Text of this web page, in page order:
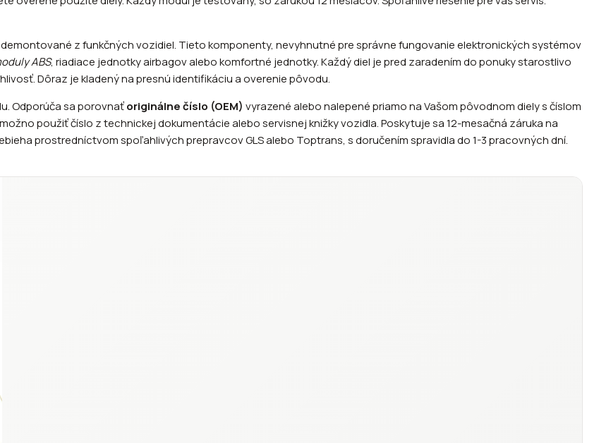
demontované z funkčných vozidiel. Tieto komponenty, nevyhnutné pre správne fungovanie elektronických systémov
ABS, riadiace jednotky airbagov alebo komfortné jednotky. Každý diel je pred zaradením do ponuky starostlivo
Dôraz je kladený na presnú identifikáciu a overenie pôvodu.
Odporúča sa porovnaťoriginálne číslo (OEM) vyrazené alebo nalepené priamo na Vašom pôvodnom diely s číslom
použiť číslo z technickej dokumentácie alebo servisnej knižky vozidla. Poskytuje sa 12-mesačná záruka na
prostredníctvom spoľahlivých prepravcov GLS alebo Toptrans, s doručením spravidla do 1-3 pracovných dní.